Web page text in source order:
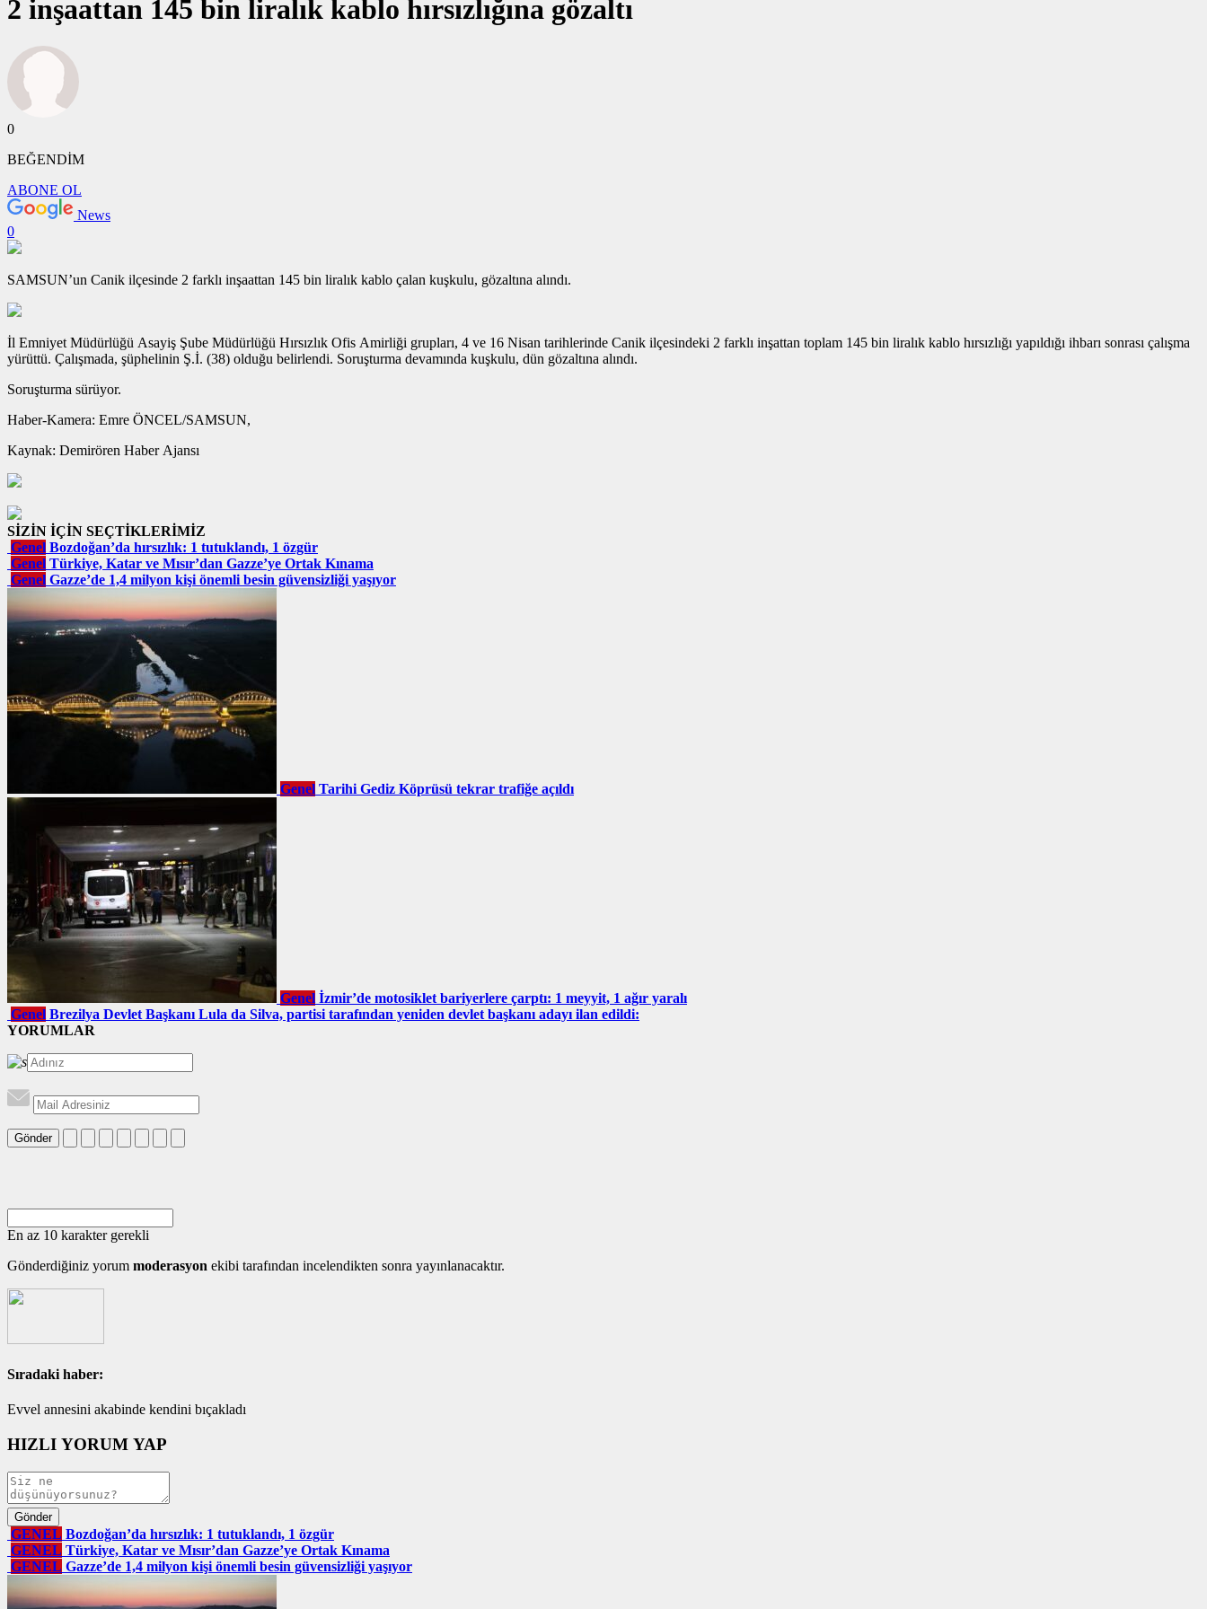
2 inşaattan 145 bin liralık kablo hırsızlığına gözaltı
0
BEĞENDİM
ABONE OL
News
0
SAMSUN’un Canik ilçesinde 2 farklı inşaattan 145 bin liralık kablo çalan kuşkulu, gözaltına alındı.
İl Emniyet Müdürlüğü Asayiş Şube Müdürlüğü Hırsızlık Ofis Amirliği grupları, 4 ve 16 Nisan tarihlerinde Canik ilçesindeki 2 farklı inşattan toplam 145 bin liralık kablo hırsızlığı yapıldığı ihbarı sonrası çalışma
yürüttü. Çalışmada, şüphelinin Ş.İ. (38) olduğu belirlendi. Soruşturma devamında kuşkulu, dün gözaltına alındı.
Soruşturma sürüyor.
Haber-Kamera: Emre ÖNCEL/SAMSUN,
Kaynak: Demirören Haber Ajansı
SİZİN İÇİN SEÇTİKLERİMİZ
Genel Bozdoğan’da hırsızlık: 1 tutuklandı, 1 özgür
Genel Türkiye, Katar ve Mısır’dan Gazze’ye Ortak Kınama
Genel Gazze’de 1,4 milyon kişi önemli besin güvensizliği yaşıyor
Genel Tarihi Gediz Köprüsü tekrar trafiğe açıldı
Genel İzmir’de motosiklet bariyerlere çarptı: 1 meyyit, 1 ağır yaralı
Genel Brezilya Devlet Başkanı Lula da Silva, partisi tarafından yeniden devlet başkanı adayı ilan edildi:
YORUMLAR
Gönder
En az 10 karakter gerekli
Gönderdiğiniz yorum moderasyon ekibi tarafından incelendikten sonra yayınlanacaktır.
Sıradaki haber:
Evvel annesini akabinde kendini bıçakladı
HIZLI YORUM YAP
GENEL Bozdoğan’da hırsızlık: 1 tutuklandı, 1 özgür
GENEL Türkiye, Katar ve Mısır’dan Gazze’ye Ortak Kınama
GENEL Gazze’de 1,4 milyon kişi önemli besin güvensizliği yaşıyor